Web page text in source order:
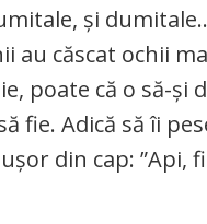
și
au căscat ochii
poate că o să-și
fie. Adică să îi
din cap: ”Api,